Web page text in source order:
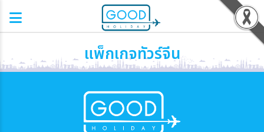
แพ็กเกจทัวร์จีน